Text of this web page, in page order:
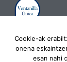
Zona privada
Acceso
Cookie-ak
onena
esan nahi